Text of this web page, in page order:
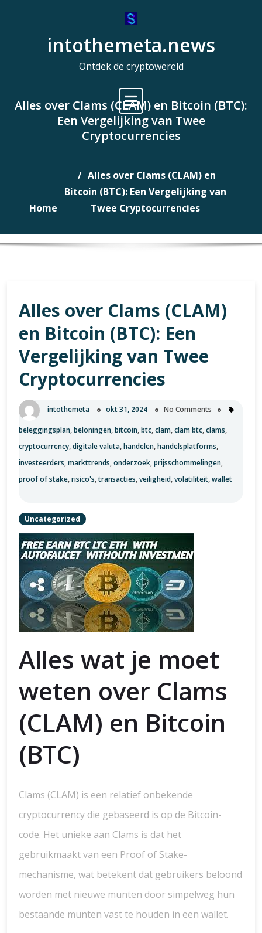
intothemeta.news
Ontdek de cryptowereld
Alles over Clams (CLAM) en Bitcoin (BTC):
Een Vergelijking van Twee
Cryptocurrencies
Home
Alles over Clams (CLAM) en
Bitcoin (BTC): Een Vergelijking van
Twee Cryptocurrencies
Alles over Clams (CLAM)
en Bitcoin (BTC): Een
Vergelijking van Twee
Cryptocurrencies
intothemeta okt 31, 2024 No Comments
beleggingsplan,beloningen,bitcoin,btc,clam,clam btc,clams,
cryptocurrency,digitale valuta,handelen,handelsplatforms,
investeerders,markttrends,onderzoek,prijsschommelingen,
proof of stake,risico's,transacties,veiligheid,volatiliteit,wallet
Uncategorized
Alles wat je moet
weten over Clams
(CLAM) en Bitcoin
(BTC)
Clams (CLAM) is een relatief onbekende
cryptocurrency die gebaseerd is op de Bitcoin-
code. Het unieke aan Clams is dat het
gebruikmaakt van een Proof of Stake-
mechanisme, wat betekent dat gebruikers beloond
worden met nieuwe munten door simpelweg hun
bestaande munten vast te houden in een wallet.